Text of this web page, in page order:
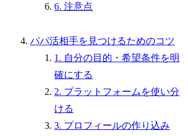
6. 注意点
パパ活相手を見つけるためのコツ
1. 自分の目的・希望条件を明
確にする
2. プラットフォームを使い分
ける
3. プロフィールの作り込み